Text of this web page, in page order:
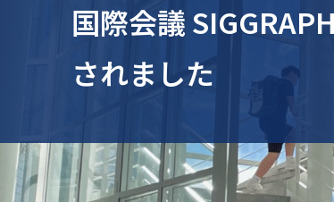
国際会議
されました